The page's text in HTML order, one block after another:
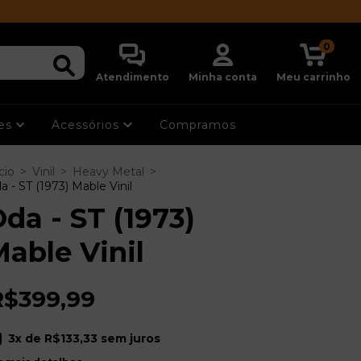
Atendimento Minha conta Meu carrinho
0
Acessórios Compramos
> Vinil > Heavy Metal >
- ST (1973) Mable Vinil
- ST (1973)
Vinil
3x de R$133,33 sem juros